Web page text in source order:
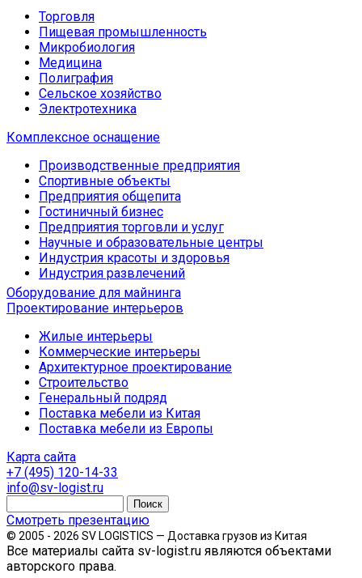
Торговля
Пищевая промышленность
Микробиология
Медицина
Полиграфия
Сельское хозяйство
Электротехника
Комплексное оснащение
Производственные предприятия
Спортивные объекты
Предприятия общепита
Гостиничный бизнес
Предприятия торговли и услуг
Научные и образовательные центры
Индустрия красоты и здоровья
Индустрия развлечений
Оборудование для майнинга
Проектирование интерьеров
Жилые интерьеры
Коммерческие интерьеры
Архитектурное проектирование
Строительство
Генеральный подряд
Поставка мебели из Китая
Поставка мебели из Европы
Карта сайта
+7 (495) 120-14-33
info@sv-logist.ru
Смотреть презентацию
© 2005 - 2026 SV LOGISTICS — Доставка грузов из Китая
Все материалы сайта sv-logist.ru являются объектами
авторского права.